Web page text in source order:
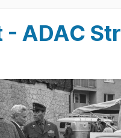
ADAC